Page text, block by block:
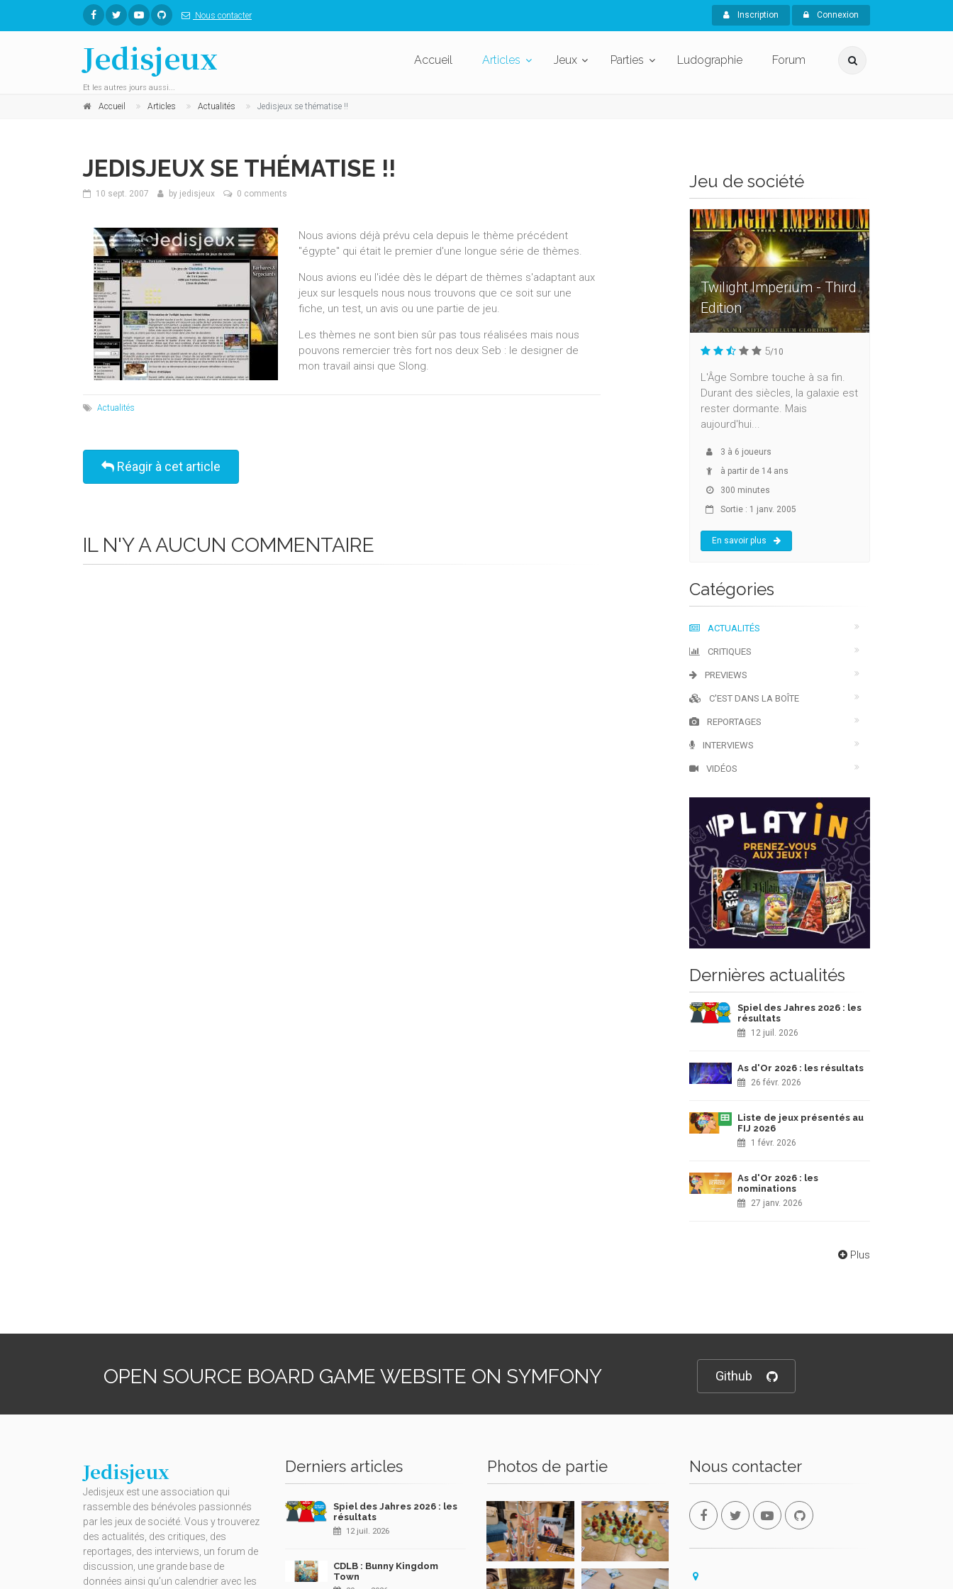
Nous contacter Inscription Connexion
Jedisjeux
Et les autres jours aussi...
Accueil Articles Jeux Parties Ludographie Forum
Accueil Articles Actualités Jedisjeux se thématise !!
JEDISJEUX SE THÉMATISE !!
10 sept. 2007 by jedisjeux 0 comments
Nous avions déjà prévu cela depuis le thème précédent
"égypte" qui était le premier d'une longue série de thèmes.
Nous avions eu l'idée dès le départ de thèmes s'adaptant aux
jeux sur lesquels nous nous trouvons que ce soit sur une
fiche, un test, un avis ou une partie de jeu.
Les thèmes ne sont bien sûr pas tous réalisées mais nous
pouvons remercier très fort nos deux Seb : le designer de
mon travail ainsi que Slong.
Actualités
Réagir à cet article
IL N'Y A AUCUN COMMENTAIRE
Jeu de société
Twilight Imperium - Third
Edition
5/10
L'Âge Sombre touche à sa fin.
Durant des siècles, la galaxie est
rester dormante. Mais
aujourd'hui...
3 à 6 joueurs
à partir de 14 ans
300 minutes
Sortie : 1 janv. 2005
En savoir plus
Catégories
ACTUALITÉS
CRITIQUES
PREVIEWS
C'EST DANS LA BOÎTE
REPORTAGES
INTERVIEWS
VIDÉOS
Dernières actualités
Spiel des Jahres 2026 : les
résultats
12 juil. 2026
As d'Or 2026 : les résultats
26 févr. 2026
Liste de jeux présentés au
FIJ 2026
1 févr. 2026
As d'Or 2026 : les
nominations
27 janv. 2026
Plus
OPEN SOURCE BOARD GAME WEBSITE ON SYMFONY Github
Jedisjeux
Jedisjeux est une association qui
rassemble des bénévoles passionnés
par les jeux de société. Vous y trouverez
des actualités, des critiques, des
reportages, des interviews, un forum de
discussion, une grande base de
données ainsi qu’un calendrier avec les
Derniers articles
Spiel des Jahres 2026 : les
résultats
12 juil. 2026
CDLB : Bunny Kingdom
Town
Photos de partie Nous contacter